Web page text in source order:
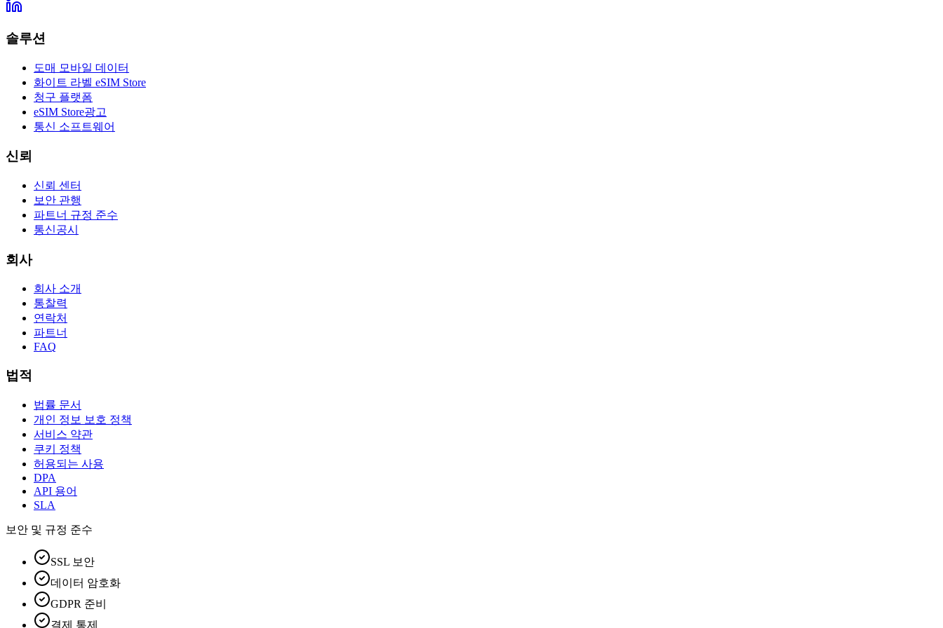
솔루션
도매 모바일 데이터
화이트 라벨 eSIM Store
청구 플랫폼
eSIM Store광고
통신 소프트웨어
신뢰
신뢰 센터
보안 관행
파트너 규정 준수
통신공시
회사
회사 소개
통찰력
연락처
파트너
FAQ
법적
법률 문서
개인 정보 보호 정책
서비스 약관
쿠키 정책
허용되는 사용
DPA
API 용어
SLA
보안 및 규정 준수
SSL 보안
데이터 암호화
GDPR 준비
결제 통제